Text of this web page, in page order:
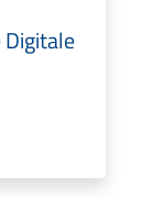
Digitale